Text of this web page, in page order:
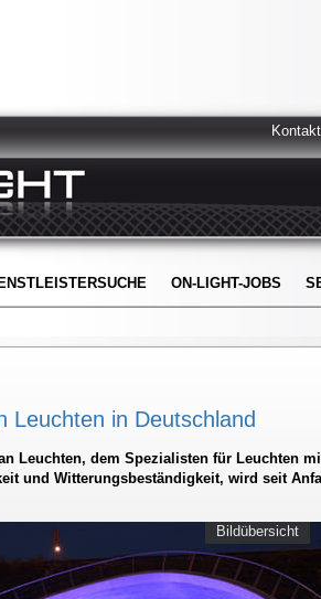
Kontakt
ON-LIGHT-JOBS
Leuchten in Deutschland
Leuchten, dem Spezialisten für Leuchten
und Witterungsbeständigkeit, wird seit
Bildübersicht